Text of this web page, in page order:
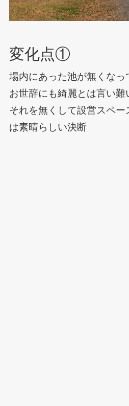
変化点①
場内にあった池が無くなっ
お世辞にも綺麗とは言い難
それを無くして設営スペ
は素晴らしい決断